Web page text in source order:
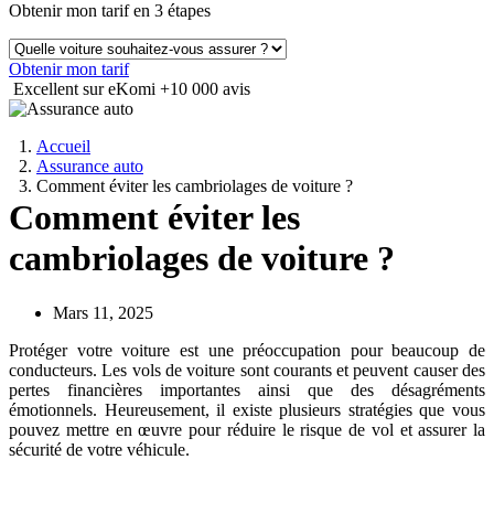
Obtenir mon tarif en 3 étapes
Obtenir mon tarif
Excellent sur eKomi +10 000 avis
Accueil
Assurance auto
Comment éviter les cambriolages de voiture ?
Comment éviter les
cambriolages de voiture ?
Mars 11, 2025
Protéger votre voiture est une préoccupation pour beaucoup de
conducteurs. Les vols de voiture sont courants et peuvent causer des
pertes financières importantes ainsi que des désagréments
émotionnels. Heureusement, il existe plusieurs stratégies que vous
pouvez mettre en œuvre pour réduire le risque de vol et assurer la
sécurité de votre véhicule.